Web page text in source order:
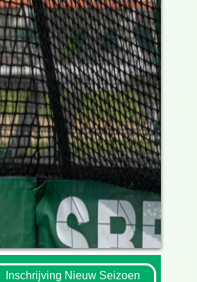
Inschrijving Nieuw Seizoen